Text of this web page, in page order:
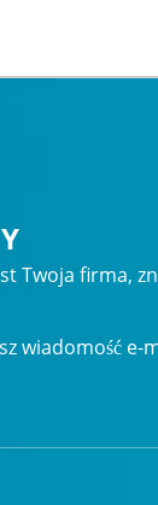
Twoja firma,
wiadomość e-